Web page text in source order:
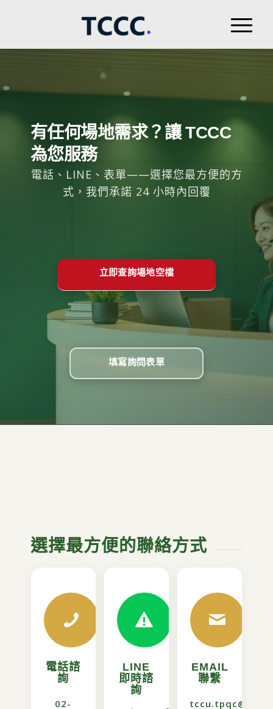
有任何場地需求？讓 TCCC
為您服務
電話、LINE、表單——選擇您最方便的方
式，我們承諾 24 小時內回覆
立即查詢場地空檔
填寫詢問表單
選擇最方便的聯絡方式
電話諮
詢
02-
LINE
即時諮
詢
EMAIL
聯繫